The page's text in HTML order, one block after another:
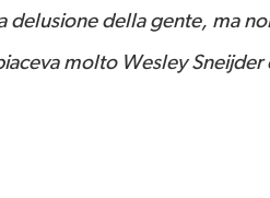
delusione della gente, ma
molto Wesley Sneijder